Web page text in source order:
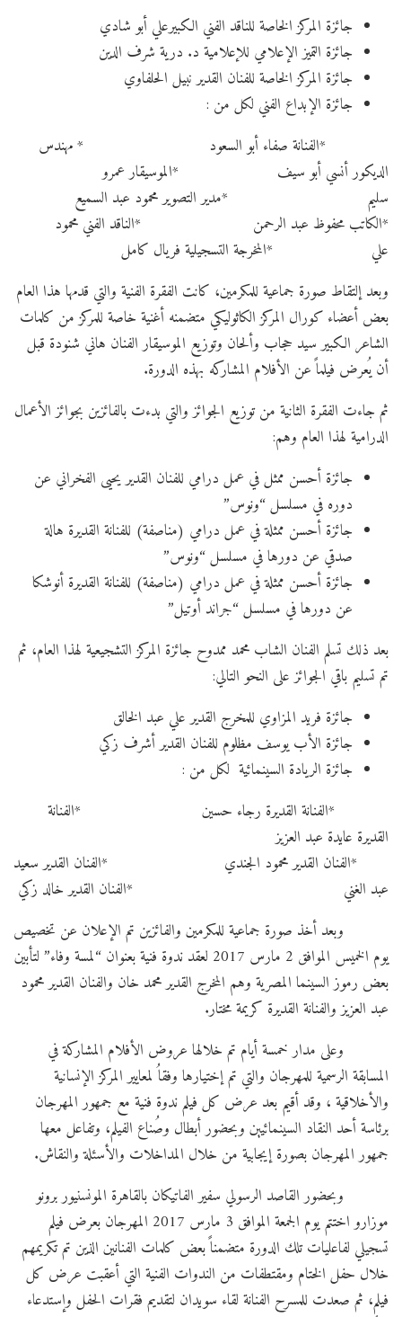
جائزة المركز الخاصة للناقد الفني الكبيرعلي أبو شادي
جائزة التميز الإعلامي للإعلامية د. درية شرف الدين
جائزة المركز الخاصة للفنان القدير نبيل الحلفاوي
جائزة الإبداع الفني لكل من :
*الفنانة صفاء أبو السعود * مهندس
الديكور أنسي أبو سيف *الموسيقار عمرو
سليم *مدير التصوير محمود عبد السميع
*الكاتب محفوظ عبد الرحمن *الناقد الفني محمود
علي *المخرجة التسجيلية فريال كامل
وبعد إلتقاط صورة جماعية للمكرمين، كانت الفقرة الفنية والتي قدمها هذا العام
بعض أعضاء كورال المركز الكاثوليكي متضمنه أغنية خاصة للمركز من كلمات
الشاعر الكبير سيد حجاب وألحان وتوزيع الموسيقار الفنان هاني شنودة قبل
أن يُعرض فيلماً عن الأفلام المشاركه بهذه الدورة.
ثم جاءت الفقرة الثانية من توزيع الجوائز والتي بدءت بالفائزين بجوائز الأعمال
الدرامية لهذا العام وهم:
جائزة أحسن ممثل في عمل درامي للفنان القدير يحيى الفخراني عن
دوره في مسلسل “ونوس”
جائزة أحسن ممثلة في عمل درامي (مناصفة) للفنانة القديرة هالة
صدقي عن دورها في مسلسل “ونوس”
جائزة أحسن ممثلة في عمل درامي (مناصفة) للفنانة القديرة أنوشكا
عن دورها في مسلسل “جراند أوتيل”
بعد ذلك تسلم الفنان الشاب محمد ممدوح جائزة المركز التشجيعية لهذا العام، ثم
تم تسليم باقي الجوائز على النحو التالي:
جائزة فريد المزاوي للمخرج القدير علي عبد الخالق
جائزة الأب يوسف مظلوم للفنان القدير أشرف زكي
جائزة الريادة السينمائية لكل من :
*الفنانة القديرة رجاء حسين *الفنانة
القديرة عايدة عبد العزيز
*الفنان القدير محمود الجندي *الفنان القدير سعيد
عبد الغني *الفنان القدير خالد زكي
وبعد أخذ صورة جماعية للمكرمين والفائزين تم الإعلان عن تخصيص
يوم الخميس الموافق 2 مارس 2017 لعقد ندوة فنية بعنوان “لمسة وفاء” لتأبين
بعض رموز السينما المصرية وهم المخرج القدير محمد خان والفنان القدير محمود
عبد العزيز والفنانة القديرة كريمة مختار.
وعلى مدار خمسة أيام تم خلالها عروض الأفلام المشاركة في
المسابقة الرسمية للمهرجان والتي تم إختيارها وفقاُ لمعايير المركز الإنسانية
والأخلاقية ، وقد أقيم بعد عرض كل فيلم ندوة فنية مع جمهور المهرجان
برئاسة أحد النقاد السينمائيين وبحضور أبطال وصُناع الفيلم، وتفاعل معها
جمهور المهرجان بصورة إيجابية من خلال المداخلات والأسئلة والنقاش.
وبحضور القاصد الرسولي سفير الفاتيكان بالقاهرة المونسنيور برونو
موزارو اختتم يوم الجمعة الموافق 3 مارس 2017 المهرجان بعرض فيلم
تسجيلي لفاعليات تلك الدورة متضمناً بعض كلمات الفنانين الذين تم تكريمهم
خلال حفل الختام ومقتطفات من الندوات الفنية التي أعقبت عرض كل
فيلم، ثم صعدت للمسرح الفنانة لقاء سويدان لتقديم فقرات الحفل وإستدعاء